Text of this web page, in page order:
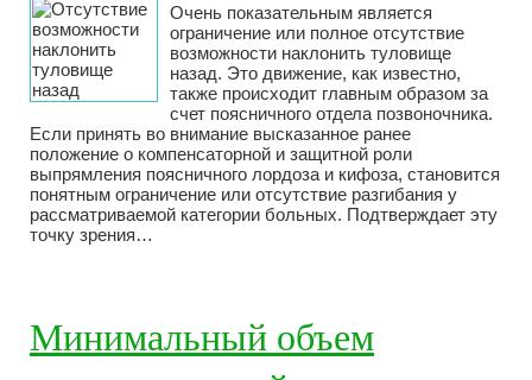
Очень показательным является
ограничение или полное отсутствие
возможности наклонить туловище
назад. Это движение, как известно,
также происходит главным образом за
счет поясничного отдела позвоночника.
Если принять во внимание высказанное ранее
положение о компенсаторной и защитной роли
выпрямления поясничного лордоза и кифоза, становится
понятным ограничение или отсутствие разгибания у
рассматриваемой категории больных. Подтверждает эту
точку зрения…
Минимальный объем